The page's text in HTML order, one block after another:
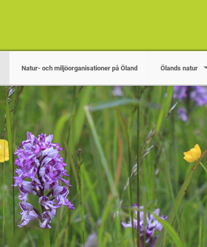
Natur- och miljöorganisationer på Öland Ölands natur